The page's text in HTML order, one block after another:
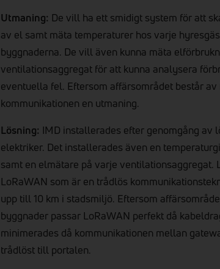
Utmaning: De vill ha ett smidigt system för att
av el samt mäta temperaturer hos varje
byggnaderna. De vill även kunna mäta
ventilationsaggregat för att kunna analysera
eventuella fel. Eftersom affärsområdet består
kommunikationen en utmaning.
Lösning: IMD installerades efter genomgång av
elektriker. Det installerades även en
samt en elmätare på varje ventilationsaggregat.
LoRaWAN som är en trådlös
upp till 10 km i stadsmiljö. Eftersom
byggnader passar LoRaWAN perfekt då
minimerades då kommunikationen mellan
trådlöst till portalen.